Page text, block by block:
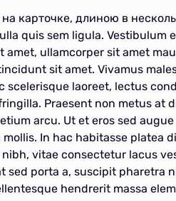
карточке, длиною в
quis sem ligula. Vestibulum
ullamcorper sit amet
sit amet. Vivamus
laoreet, lectus
Praesent non metus at
arcu. Ut et eros sed
In hac habitasse platea
vitae consectetur lacus
sed porta a, suscipit pharetra
hendrerit massa